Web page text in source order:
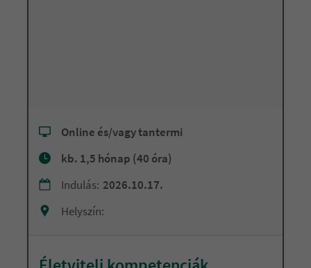
Online és/vagy tantermi
kb. 1,5 hónap (40 óra)
Indulás: 2026.10.17.
Helyszín: